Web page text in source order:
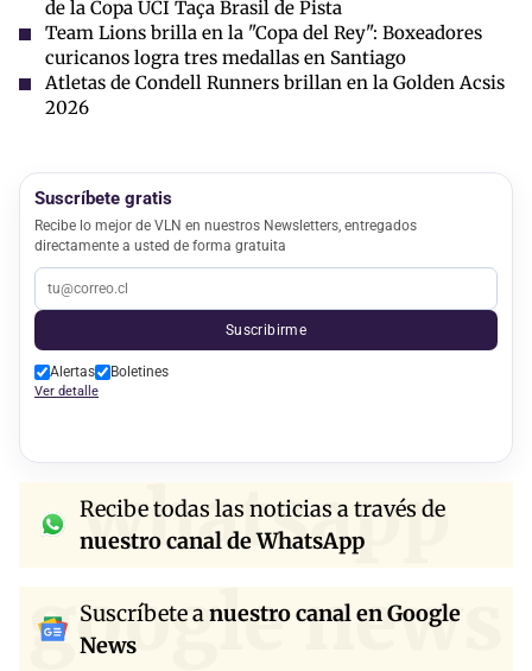
de la Copa UCI Taça Brasil de Pista
Team Lions brilla en la "Copa del Rey": Boxeadores
curicanos logra tres medallas en Santiago
Atletas de Condell Runners brillan en la Golden Acsis
2026
Suscríbete gratis
Recibe lo mejor de VLN en nuestros Newsletters, entregados
directamente a usted de forma gratuita
Suscribirme
Alertas Boletines
Ver detalle
whatsapp
Recibe todas las noticias a través de
nuestro canal de WhatsApp
google news
Suscríbete anuestro canal en Google
News